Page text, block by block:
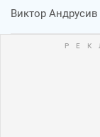
Виктор Андрусив